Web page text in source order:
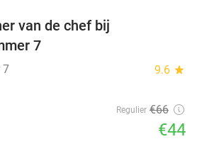
van de chef bij
7
7 9.6 star
Regulier €66
€44